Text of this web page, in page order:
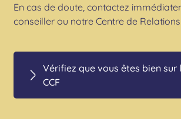
En cas de doute, contactez
conseiller ou notre Centre de Relations
Vérifiez que vous êtes bien sur
CCF